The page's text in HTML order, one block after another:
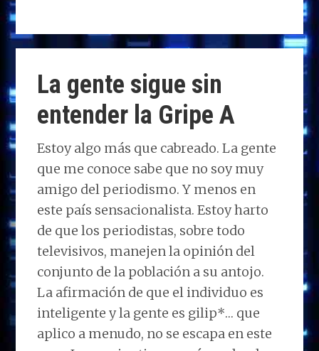
to
d
o
n
ce
b
o
o
k
k
e
dI
n
at
s
A
p
p
e
g
ra
m
m
p
r
La gente sigue sin
entender la Gripe A
Estoy algo más que cabreado. La gente
que me conoce sabe que no soy muy
amigo del periodismo. Y menos en
este país sensacionalista. Estoy harto
de que los periodistas, sobre todo
televisivos, manejen la opinión del
conjunto de la población a su antojo.
La afirmación de que el individuo es
inteligente y la gente es gilip*… que
aplico a menudo, no se escapa en este